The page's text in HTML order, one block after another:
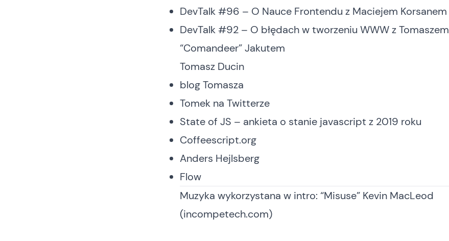
DevTalk #96 – O Nauce Frontendu z Maciejem Korsanem
DevTalk #92 – O błędach w tworzeniu WWW z Tomaszem
“Comandeer” Jakutem
Tomasz Ducin
blog Tomasza
Tomek na Twitterze
State of JS – ankieta o stanie javascript z 2019 roku
Coffeescript.org
Anders Hejlsberg
Flow
Muzyka wykorzystana w intro: “Misuse” Kevin MacLeod
(incompetech.com)